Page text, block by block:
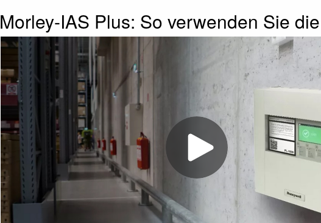
Morley-IAS Plus: So verwenden Sie